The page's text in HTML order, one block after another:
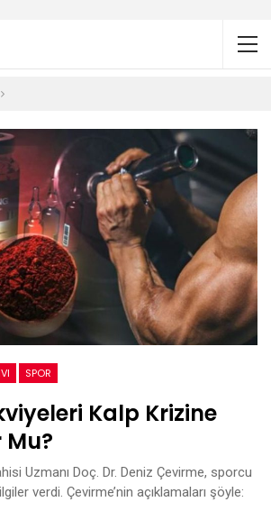
SPOR
Kalp Krizine
Mu?
Uzmanı Doç. Dr. Deniz Çevirme, sporcu
verdi. Çevirme’nin açıklamaları şöyle: